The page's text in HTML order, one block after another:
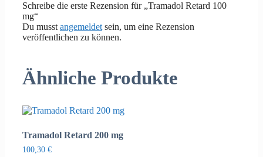
Schreibe die erste Rezension für „Tramadol Retard 100
mg“
Du musst angemeldet sein, um eine Rezension
veröffentlichen zu können.
Ähnliche Produkte
Tramadol Retard 200 mg
100,30 €